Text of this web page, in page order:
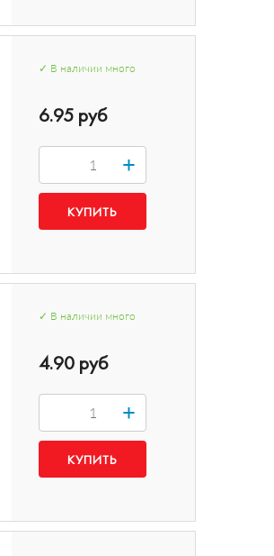
✓ В наличии много
6.95 руб
+
✓ В наличии много
4.90 руб
+